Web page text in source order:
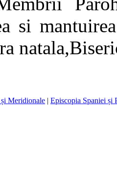
si
Meridionale | Episcopia Spaniei și